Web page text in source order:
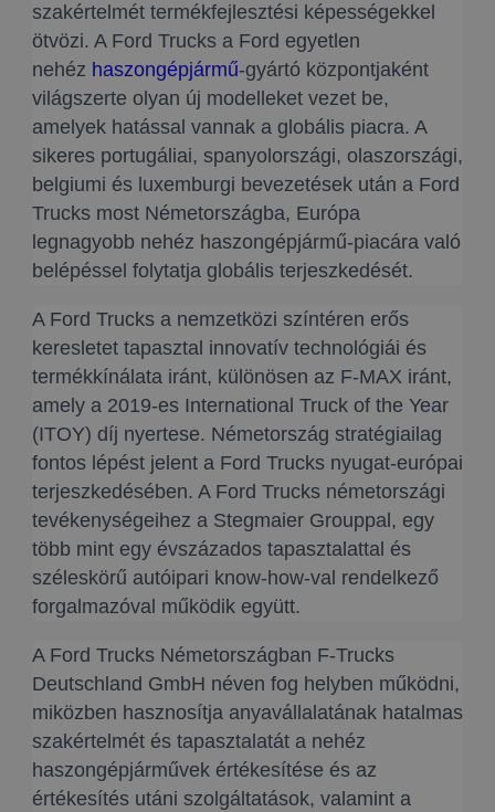
szakértelmét termékfejlesztési képességekkel
ötvözi. A Ford Trucks a Ford egyetlen
nehéz haszongépjármű-gyártó központjaként
világszerte olyan új modelleket vezet be,
amelyek hatással vannak a globális piacra. A
sikeres portugáliai, spanyolországi, olaszországi,
belgiumi és luxemburgi bevezetések után a Ford
Trucks most Németországba, Európa
legnagyobb nehéz haszongépjármű-piacára való
belépéssel folytatja globális terjeszkedését.
A Ford Trucks a nemzetközi színtéren erős
keresletet tapasztal innovatív technológiái és
termékkínálata iránt, különösen az F-MAX iránt,
amely a 2019-es International Truck of the Year
(ITOY) díj nyertese. Németország stratégiailag
fontos lépést jelent a Ford Trucks nyugat-európai
terjeszkedésében. A Ford Trucks németországi
tevékenységeihez a Stegmaier Grouppal, egy
több mint egy évszázados tapasztalattal és
széleskörű autóipari know-how-val rendelkező
forgalmazóval működik együtt.
A Ford Trucks Németországban F-Trucks
Deutschland GmbH néven fog helyben működni,
miközben hasznosítja anyavállalatának hatalmas
szakértelmét és tapasztalatát a nehéz
haszongépjárművek értékesítése és az
értékesítés utáni szolgáltatások, valamint a